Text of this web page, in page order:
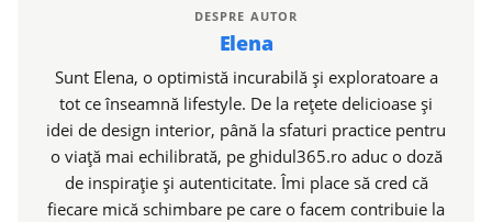
DESPRE AUTOR
Elena
Sunt Elena, o optimistă incurabilă și exploratoare a
tot ce înseamnă lifestyle. De la rețete delicioase și
idei de design interior, până la sfaturi practice pentru
o viață mai echilibrată, pe ghidul365.ro aduc o doză
de inspirație și autenticitate. Îmi place să cred că
fiecare mică schimbare pe care o facem contribuie la